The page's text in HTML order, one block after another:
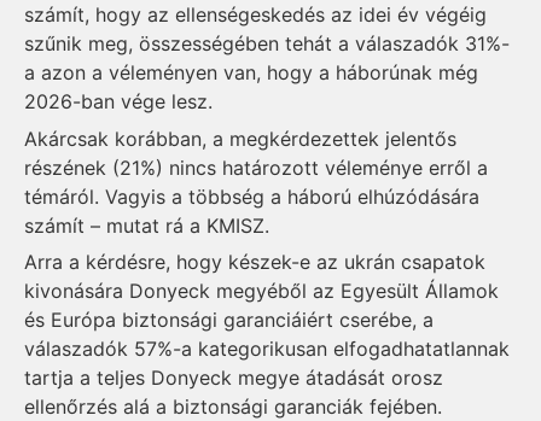
számít, hogy az ellenségeskedés az idei év végéig
szűnik meg, összességében tehát a válaszadók 31%-
a azon a véleményen van, hogy a háborúnak még
2026-ban vége lesz.
Akárcsak korábban, a megkérdezettek jelentős
részének (21%) nincs határozott véleménye erről a
témáról. Vagyis a többség a háború elhúzódására
számít – mutat rá a KMISZ.
Arra a kérdésre, hogy készek-e az ukrán csapatok
kivonására Donyeck megyéből az Egyesült Államok
és Európa biztonsági garanciáiért cserébe, a
válaszadók 57%-a kategorikusan elfogadhatatlannak
tartja a teljes Donyeck megye átadását orosz
ellenőrzés alá a biztonsági garanciák fejében.